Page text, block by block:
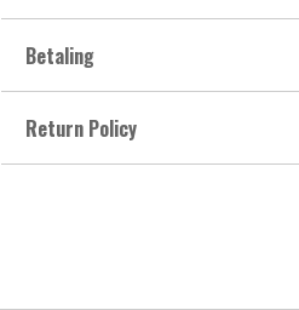
Betaling
Return Policy